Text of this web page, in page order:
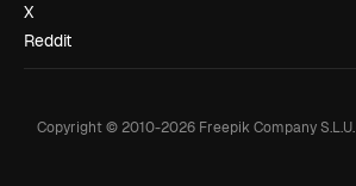
X
Reddit
Copyright © 2010-2026 Freepik Company S.L.U.